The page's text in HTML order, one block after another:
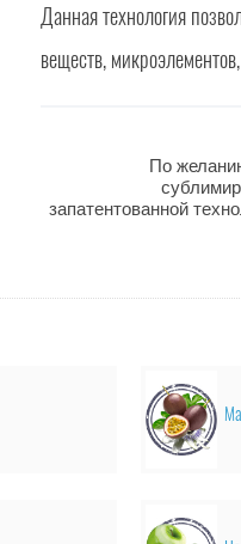
Данная технология
веществ,
По
запатентованной